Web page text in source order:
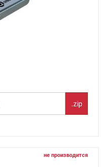
.zip
не производится